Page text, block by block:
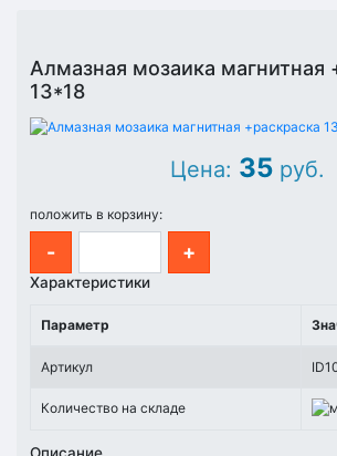
Алмазная мозаика магнитная
13*18
Цена: 35 руб.
положить в корзину:
- +
Характеристики
Параметр
Артикул
Количество на складе
Описание